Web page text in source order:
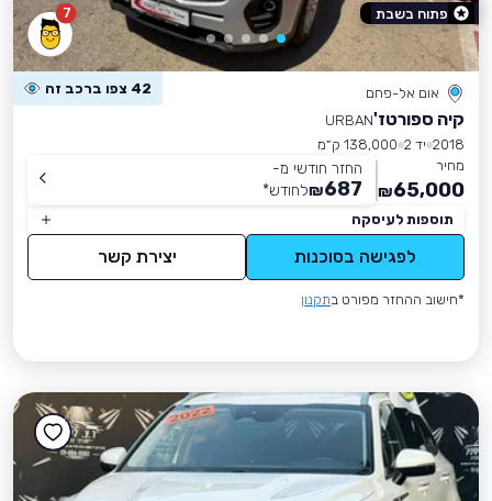
7
אום אל-פחם 42 צפו ברכב זה
קיה ספורטז'URBAN
2018 יד 2
138,000 ק״מ
מחיר
65,000
₪
החזר חודשי מ-
687
₪לחודש*
תוספות לעיסקה
לפגישה בסוכנות יצירת קשר
*חישוב ההחזר מפורט בתקנון
פתוח בשבת